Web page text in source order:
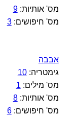
מס' אותיות:9
מס' חיפושים:3
אבבה
גימטריה:10
מס' מילים: 1
מס' אותיות:8
מס' חיפושים:6